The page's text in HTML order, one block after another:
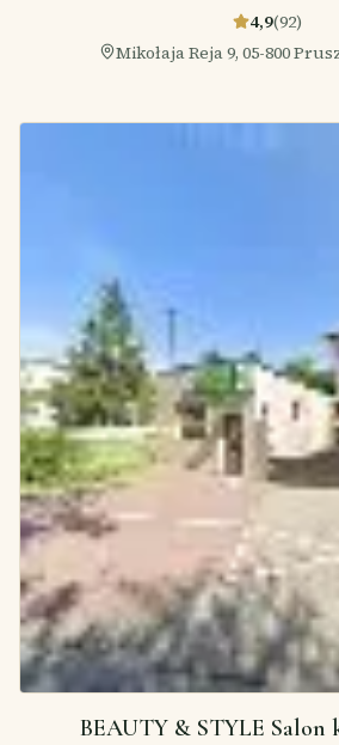
4,9(92)
Mikołaja Reja 9, 05-800
BEAUTY & STYLE Salon